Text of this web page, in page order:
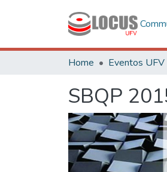
Home Eventos UFV
SBQP